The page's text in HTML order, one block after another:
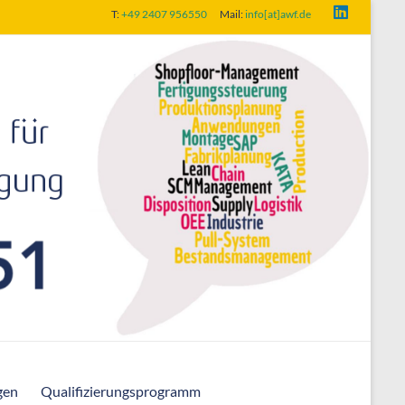
T:+49 2407 956550 Mail:info[at]awf.de
Qualifizierungsprogramm